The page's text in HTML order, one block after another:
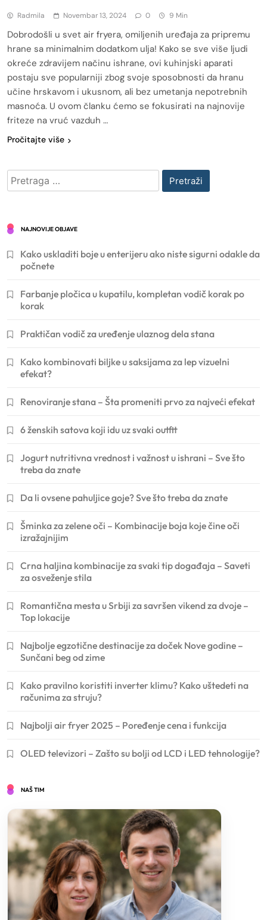
Radmila Novembar 13, 2024 0 9 Min
Dobrodošli u svet air fryera, omiljenih uređaja za pripremu
hrane sa minimalnim dodatkom ulja! Kako se sve više ljudi
okreće zdravijem načinu ishrane, ovi kuhinjski aparati
postaju sve popularniji zbog svoje sposobnosti da hranu
učine hrskavom i ukusnom, ali bez umetanja nepotrebnih
masnoća. U ovom članku ćemo se fokusirati na najnovije
friteze na vruć vazduh …
Pročitajte više
Pretraga
za:
NAJNOVIJE OBJAVE
Kako uskladiti boje u enterijeru ako niste sigurni odakle da
počnete
Farbanje pločica u kupatilu, kompletan vodič korak po
korak
Praktičan vodič za uređenje ulaznog dela stana
Kako kombinovati biljke u saksijama za lep vizuelni
efekat?
Renoviranje stana – Šta promeniti prvo za najveći efekat
6 ženskih satova koji idu uz svaki outfit
Jogurt nutritivna vrednost i važnost u ishrani – Sve što
treba da znate
Da li ovsene pahuljice goje? Sve što treba da znate
Šminka za zelene oči – Kombinacije boja koje čine oči
izražajnijim
Crna haljina kombinacije za svaki tip događaja – Saveti
za osveženje stila
Romantična mesta u Srbiji za savršen vikend za dvoje –
Top lokacije
Najbolje egzotične destinacije za doček Nove godine –
Sunčani beg od zime
Kako pravilno koristiti inverter klimu? Kako uštedeti na
računima za struju?
Najbolji air fryer 2025 – Poređenje cena i funkcija
OLED televizori – Zašto su bolji od LCD i LED tehnologije?
NAŠ TIM